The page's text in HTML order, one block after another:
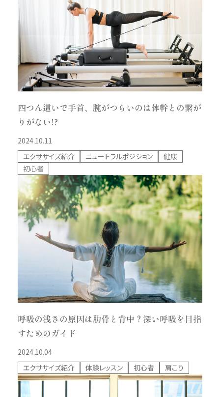
四つん這いで手首、腕がつらいのは体幹との繋が
りがない!?
2024.10.11
エクササイズ紹介
ニュートラルポジション
健康
初心者
呼吸の浅さの原因は肋骨と背中？深い呼吸を目指
すためのガイド
2024.10.04
エクササイズ紹介
体験レッスン 初心者 肩こり